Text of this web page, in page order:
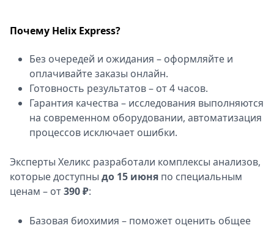
Почему Helix Express?
Без очередей и ожидания – оформляйте и
оплачивайте заказы онлайн.
Готовность результатов – от 4 часов.
Гарантия качества – исследования выполняются
на современном оборудовании, автоматизация
процессов исключает ошибки.
Эксперты Хеликс разработали комплексы анализов,
которые доступны до 15 июня по специальным
ценам – от390 ₽:
Базовая биохимия – поможет оценить общее